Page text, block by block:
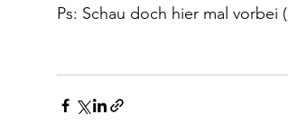
Ps: Schau doch hier mal vorbei (